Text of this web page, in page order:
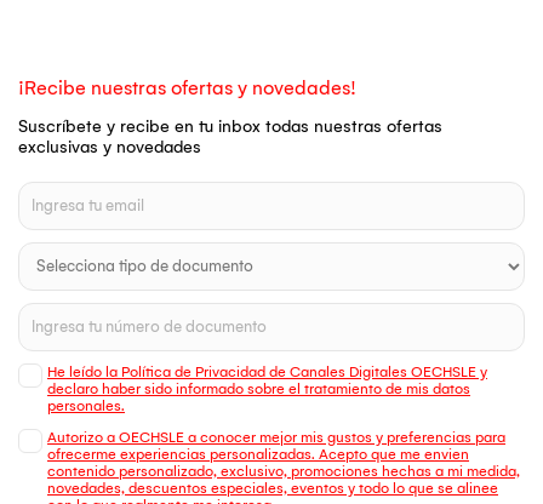
¡Recibe nuestras ofertas y novedades!
Suscríbete y recibe en tu inbox todas nuestras ofertas
exclusivas y novedades
He leído la Política de Privacidad de Canales Digitales OECHSLE y
declaro haber sido informado sobre el tratamiento de mis datos
personales.
Autorizo a OECHSLE a conocer mejor mis gustos y preferencias para
ofrecerme experiencias personalizadas. Acepto que me envien
contenido personalizado, exclusivo, promociones hechas a mi medida,
novedades, descuentos especiales, eventos y todo lo que se alinee